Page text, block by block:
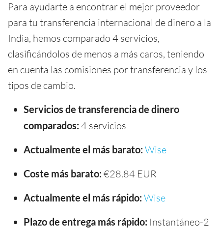
Para ayudarte a encontrar el mejor proveedor
para tu transferencia internacional de dinero a la
India, hemos comparado 4 servicios,
clasificándolos de menos a más caros, teniendo
en cuenta las comisiones por transferencia y los
tipos de cambio.
Servicios de transferencia de dinero
comparados: 4 servicios
Actualmente el más barato: Wise
Coste más barato: €28.84 EUR
Actualmente el más rápido: Wise
Plazo de entrega más rápido: Instantáneo-2